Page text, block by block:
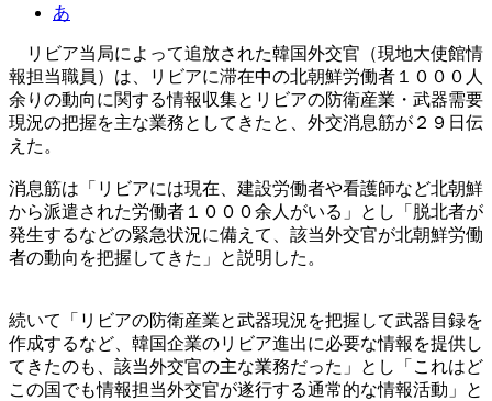
あ
リビア当局によって追放された韓国外交官（現地大使館情
報担当職員）は、リビアに滞在中の北朝鮮労働者１０００人
余りの動向に関する情報収集とリビアの防衛産業・武器需要
現況の把握を主な業務としてきたと、外交消息筋が２９日伝
えた。
消息筋は「リビアには現在、建設労働者や看護師など北朝鮮
から派遣された労働者１０００余人がいる」とし「脱北者が
発生するなどの緊急状況に備えて、該当外交官が北朝鮮労働
者の動向を把握してきた」と説明した。
続いて「リビアの防衛産業と武器現況を把握して武器目録を
作成するなど、韓国企業のリビア進出に必要な情報を提供し
てきたのも、該当外交官の主な業務だった」とし「これはど
この国でも情報担当外交官が遂行する通常的な情報活動」と